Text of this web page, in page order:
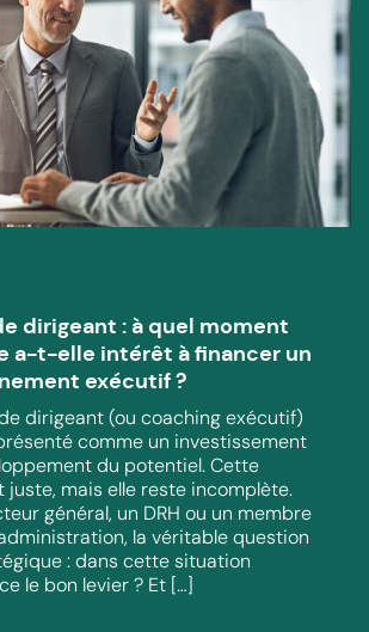
dirigeant : à quel moment
a-t-elle intérêt à financer un
exécutif ?
dirigeant (ou coaching exécutif)
comme un investissement
du potentiel. Cette
juste, mais elle reste incomplète.
général, un DRH ou un membre
la véritable question
: dans cette situation
le bon levier ? Et […]